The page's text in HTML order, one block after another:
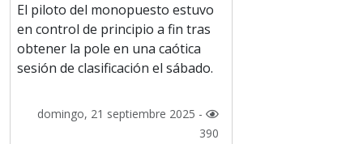
El piloto del monopuesto estuvo
en control de principio a fin tras
obtener la pole en una caótica
sesión de clasificación el sábado.
domingo, 21 septiembre 2025 -
390